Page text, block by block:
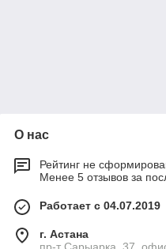
О нас
Рейтинг не
Менее 5 отзывов за
Работает с 04.07.2019
г. Астана